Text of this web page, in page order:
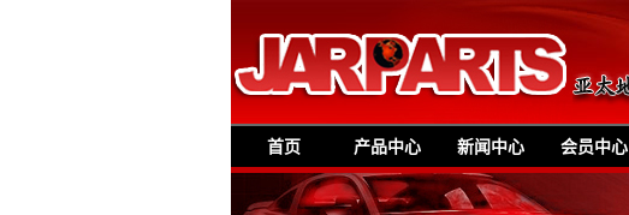
首页 产品中心 新闻中心 会员中心